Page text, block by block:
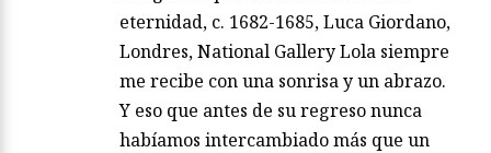
eternidad, c. 1682-1685, Luca Giordano,
Londres, National Gallery Lola siempre
me recibe con una sonrisa y un abrazo.
Y eso que antes de su regreso nunca
habíamos intercambiado más que un